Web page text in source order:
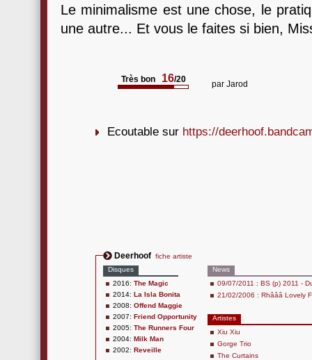
Le minimalisme est une chose, le
une autre... Et vous le faites si bien,
Très bon 16/20 par Jarod
Ecoutable sur https://
Deerhoof fiche artiste
Disques
2016: The Magic
2014: La Isla Bonita
2008: Offend Maggie
2007: Friend Opportunity
2005: The Runners Four
2004: Milk Man
2002: Reveille
News
09/07/2011 : BS (p) 2011 -
21/02/2006 : Rhâââ Lovely
Artistes
Xiu Xiu
Gorge Trio
The Curtains